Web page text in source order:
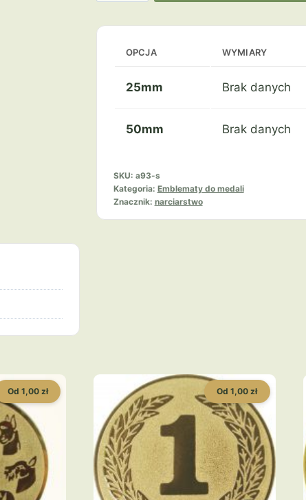
s
zjazd
slalom
OPCJA WYMIARY
25mm Brak danych
50mm Brak danych
SKU: a93-s
Kategoria: Emblematy do medali
Znacznik: narciarstwo
Od 1,00 zł Od 1,00 zł